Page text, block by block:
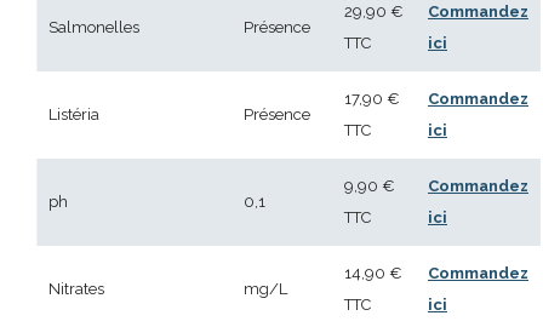
Salmonelles Présence
29,90 €
TTC
Commandez
ici
Listéria Présence
17,90 €
TTC
Commandez
ici
ph 0,1
9,90 €
TTC
Commandez
ici
Nitrates mg/L
14,90 €
TTC
Commandez
ici